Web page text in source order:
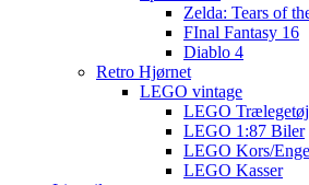
Zelda: Tears of
FInal Fantasy 16
Diablo 4
Retro Hjørnet
LEGO vintage
LEGO Trælegetøj
LEGO 1:87 Biler
LEGO Kors/
LEGO Kasser